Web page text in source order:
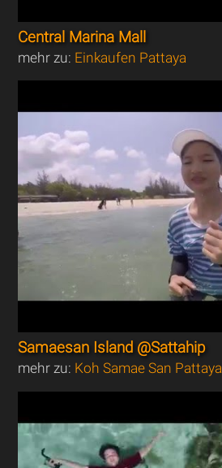
Central Marina Mall
mehr zu: Einkaufen Pattaya
Samaesan Island @Sattahip
mehr zu: Koh Samae San Pattaya